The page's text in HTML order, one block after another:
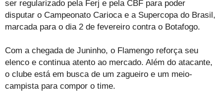
ser regularizado pela Ferj e pela CBF para poder
disputar o Campeonato Carioca e a Supercopa do Brasil,
marcada para o dia 2 de fevereiro contra o Botafogo.
Com a chegada de Juninho, o Flamengo reforça seu
elenco e continua atento ao mercado. Além do atacante,
o clube está em busca de um zagueiro e um meio-
campista para compor o time.